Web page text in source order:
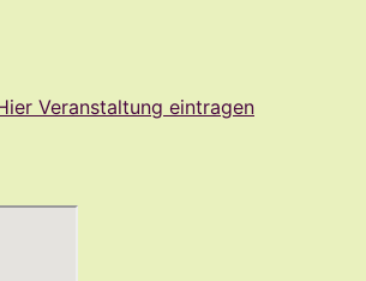
Veranstaltung eintragen